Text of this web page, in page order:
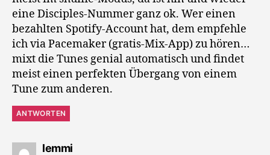
eine Disciples-Nummer ganz ok. Wer einen
bezahlten Spotify-Account hat, dem empfehle
ich via Pacemaker (gratis-Mix-App) zu hören…
mixt die Tunes genial automatisch und findet
meist einen perfekten Übergang von einem
Tune zum anderen.
ANTWORTEN
lemmisagt: